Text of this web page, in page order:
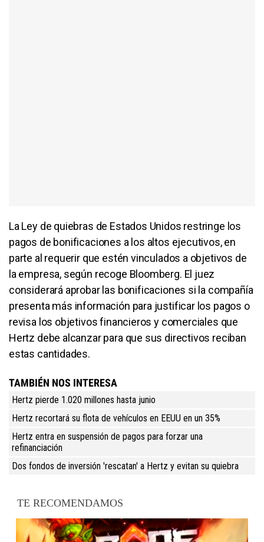
La Ley de quiebras de Estados Unidos restringe los
pagos de bonificaciones a los altos ejecutivos, en
parte al requerir que estén vinculados a objetivos de
la empresa, según recoge Bloomberg. El juez
considerará aprobar las bonificaciones si la compañía
presenta más información para justificar los pagos o
revisa los objetivos financieros y comerciales que
Hertz debe alcanzar para que sus directivos reciban
estas cantidades.
TAMBIÉN NOS INTERESA
Hertz pierde 1.020 millones hasta junio
Hertz recortará su flota de vehículos en EEUU en un 35%
Hertz entra en suspensión de pagos para forzar una
refinanciación
Dos fondos de inversión 'rescatan' a Hertz y evitan su quiebra
TE RECOMENDAMOS